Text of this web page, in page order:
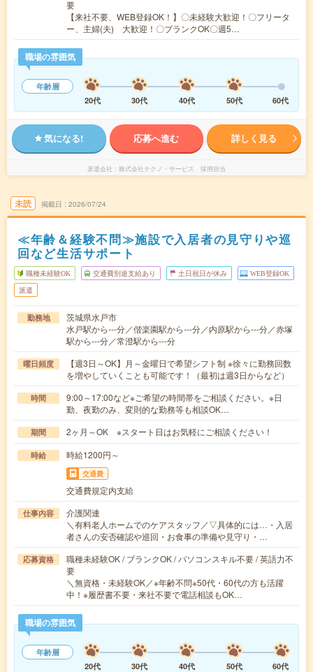
要
【来社不要、WEB登録OK！】〇未経験大歓迎！〇フリータ
ー、主婦(夫) 大歓迎！〇ブランクOK〇週5…
職場の雰囲気
年齢層
20代
30代 40代 50代 60代
気になる! 応募へ進む 詳しく見る
派遣会社 株式会社テクノ・サービス 採用担当
未読 掲載日 2026/07/24
≪年齢＆経験不問≫施設で入居者の見守りや巡
回など生活サポート
職種未経験OK 交通費別途支給あり 土日祝日が休み WEB登録OK
派遣
勤務地
茨城県水戸市
水戸駅から---分／偕楽園駅から---分／内原駅から---分／赤塚
駅から---分／常澄駅から---分
曜日頻度
【週3日～OK】月～金曜日で希望シフト制 ※徐々に勤務回数
を増やしていくことも可能です！（最初は週3日からなど）
時間
9:00～17:00など※ご希望の時間帯をご相談ください。※日
勤、夜勤のみ、変則的な勤務等も相談OK…
期間 2ヶ月～OK ※スタート日はお気軽にご相談ください！
時給 時給1200円～
交通費
交通費規定内支給
仕事内容
介護関連
＼有料老人ホームでのケアスタッフ／▽具体的には…・入居
者さんの安否確認や巡回・お食事の準備や見守り・…
応募資格
職種未経験OK / ブランクOK / パソコンスキル不要 / 英語力不
要
＼無資格・未経験OK／※年齢不問※50代・60代の方も活躍
中！※履歴書不要・来社不要で電話相談もOK…
職場の雰囲気
年齢層
20代
30代 40代 50代
60代